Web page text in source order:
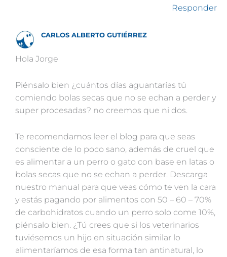
Responder
CARLOS ALBERTO GUTIÉRREZ
Hola Jorge
Piénsalo bien ¿cuántos días aguantarías tú
comiendo bolas secas que no se echan a perder y
super procesadas? no creemos que ni dos.
Te recomendamos leer el blog para que seas
consciente de lo poco sano, además de cruel que
es alimentar a un perro o gato con base en latas o
bolas secas que no se echan a perder. Descarga
nuestro manual para que veas cómo te ven la cara
y estás pagando por alimentos con 50 – 60 – 70%
de carbohidratos cuando un perro solo come 10%,
piénsalo bien. ¿Tú crees que si los veterinarios
tuviésemos un hijo en situación similar lo
alimentaríamos de esa forma tan antinatural, lo